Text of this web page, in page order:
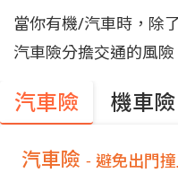
當你有機/汽車時，除
汽車險分擔交通的風險
汽車險 機車險
汽車險 - 避免出門